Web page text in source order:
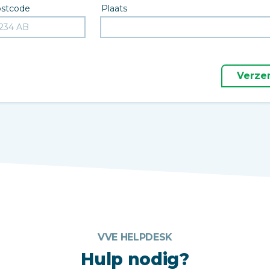
Plaats
VVE HELPDESK
Hulp nodig?